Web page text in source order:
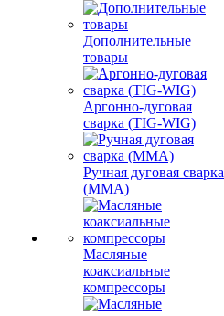
Дополнительные
товары
Аргонно-дуговая
сварка (TIG-WIG)
Ручная дуговая сварка
(MMA)
Масляные
коаксиальные
компрессоры